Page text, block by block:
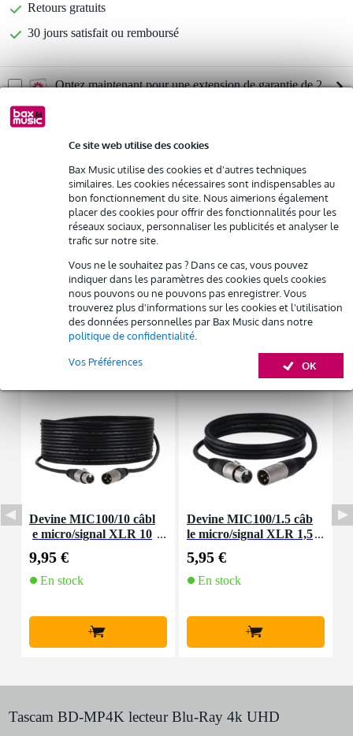
Ce site web utilise des cookies
Bax Music utilise des cookies et d'autres techniques
similaires. Les cookies nécessaires sont indispensables au
bon fonctionnement du site. Nous aimerions également
placer des cookies pour offrir des fonctionnalités pour les
réseaux sociaux, personnaliser les publicités et analyser le
trafic sur notre site.
Vous ne le souhaitez pas ? Dans ce cas, vous pouvez
indiquer dans les paramètres des cookies quels cookies
nous pouvons ou ne pouvons pas enregistrer. Vous
trouverez plus d'informations sur les cookies et l'utilisation
des données personnelles par Bax Music dans notre
politique de confidentialité
OK
Vos Préférences
Retours gratuits
30 jours satisfait ou remboursé
Optez maintenant pour une extension de garantie de 2
Louez ce produit
Louez ce produit à partir de 76 € par mois
Location de plusieurs produits à la fois : min. 300 € et max.
2 500 €
Résiliation possible du contrat après 4 mois
Possibilité d'acheter votre/vos produit(s) à un tarif réduit
Remplacement rapide par Bax Music en cas de défectuosité
Informations
Tascam BD-MP4K
montable en rack 19"
Afficher toutes les caractéristiques du produit
Accessoires (20)
Devine MIC100/10 câbl
e micro/signal XLR 10
9,95 €
En stock
+
Devine MIC100/1.5 câb
le micro/signal XLR 1,5
5,95 €
En stock
+
Tascam BD-MP4K lecteur Blu-Ray 4k UHD